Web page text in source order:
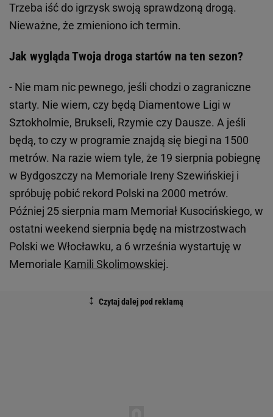
Trzeba iść do igrzysk swoją sprawdzoną drogą.
Nieważne, że zmieniono ich termin.
Jak wygląda Twoja droga startów na ten sezon?
- Nie mam nic pewnego, jeśli chodzi o zagraniczne
starty. Nie wiem, czy będą Diamentowe Ligi w
Sztokholmie, Brukseli, Rzymie czy Dausze. A jeśli
będą, to czy w programie znajdą się biegi na 1500
metrów. Na razie wiem tyle, że 19 sierpnia pobiegnę
w Bydgoszczy na Memoriale Ireny Szewińskiej i
spróbuję pobić rekord Polski na 2000 metrów.
Później 25 sierpnia mam Memoriał Kusocińskiego, w
ostatni weekend sierpnia będę na mistrzostwach
Polski we Włocławku, a 6 września wystartuję w
Memoriale Kamili Skolimowskiej.